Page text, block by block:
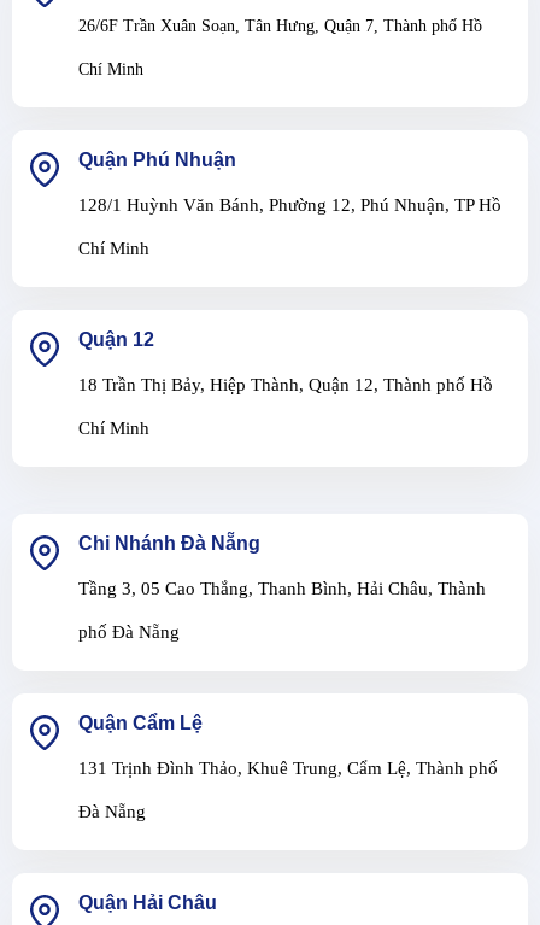
26/6F Trần Xuân Soạn, Tân Hưng, Quận 7, Thành phố Hồ
Chí Minh
Quận Phú Nhuận
128/1 Huỳnh Văn Bánh, Phường 12, Phú Nhuận, TP Hồ
Chí Minh
Quận 12
18 Trần Thị Bảy, Hiệp Thành, Quận 12, Thành phố Hồ
Chí Minh
Chi Nhánh Đà Nẵng
Tầng 3, 05 Cao Thắng, Thanh Bình, Hải Châu, Thành
phố Đà Nẵng
Quận Cẩm Lệ
131 Trịnh Đình Thảo, Khuê Trung, Cẩm Lệ, Thành phố
Đà Nẵng
Quận Hải Châu